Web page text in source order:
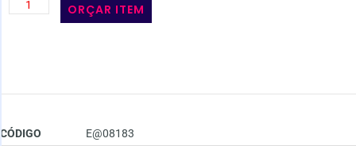
ORÇAR ITEM
CÓDIGO
E@08183